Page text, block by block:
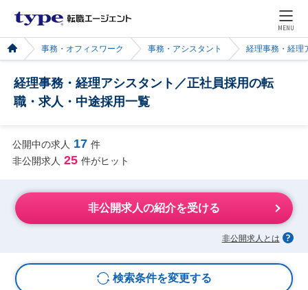
MENU
事務・オフィスワーク 事務・アシスタント 経理事務・経理
経理事務・経理アシスタント／正社員採用の転
職・求人・中途採用一覧
公開中の求人 17 件
非公開求人 25 件がヒット
非公開求人の紹介を受ける
非公開求人とは
検索条件を変更する